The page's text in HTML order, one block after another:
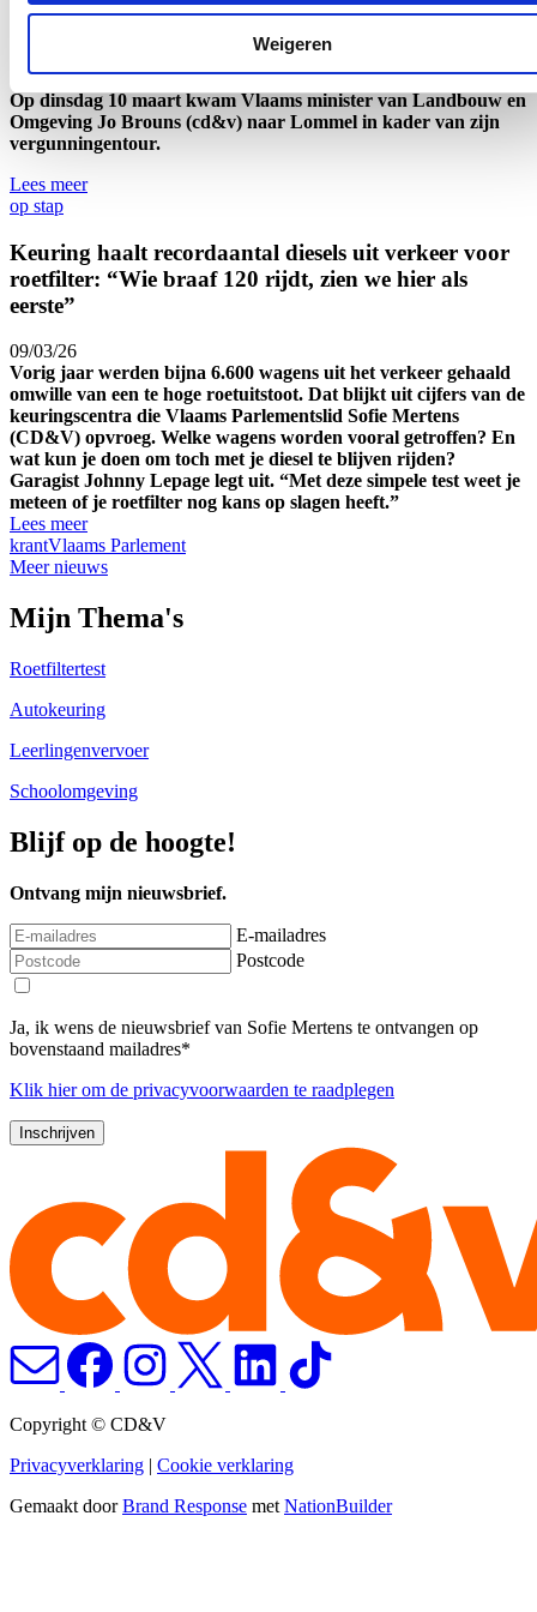
Weigeren
Vergunningentour in Lommel
Op dinsdag 10 maart kwam Vlaams minister van Landbouw en
Omgeving Jo Brouns (cd&v) naar Lommel in kader van zijn
vergunningentour.
Lees meer
op stap
Keuring haalt recordaan­tal diesels uit verkeer voor
roetfilter: “Wie braaf 120 rijdt, zien we hier als
eerste”
09/03/26
Vorig jaar werden bijna 6.600 wagens uit het verkeer gehaald
omwille van een te hoge roetuitstoot. Dat blijkt uit cijfers van de
keuringscentra die Vlaams Parlementslid Sofie Mertens
(CD&V) opvroeg. Welke wagens worden vooral getroffen? En
wat kun je doen om toch met je diesel te blijven rijden?
Garagist Johnny Lepage legt uit. “Met deze simpele test weet je
meteen of je roetfilter nog kans op slagen heeft.”
Lees meer
krantVlaams Parlement
Meer nieuws
Mijn Thema's
Roetfiltertest
Autokeuring
Leerlingenvervoer
Schoolomgeving
Blijf op de hoogte!
Ontvang mijn nieuwsbrief.
E-mailadres
Postcode
Ja, ik wens de nieuwsbrief van Sofie Mertens te ontvangen op
bovenstaand mailadres*
Klik hierom de privacyvoorwaarden te raadplegen
Copyright © CD&V
Privacyverklaring | Cookie verklaring
Gemaakt doorBrand Response met NationBuilder